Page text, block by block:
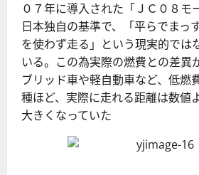
０７年に導入された「ＪＣ０８モ
日本独自の基準で、「平らでまっ
を使わず走る」という現実的では
いる。この為実際の燃費との差異
ブリッド車や軽自動車など、低燃
種ほど、実際に走れる距離は数値
大きくなっていた